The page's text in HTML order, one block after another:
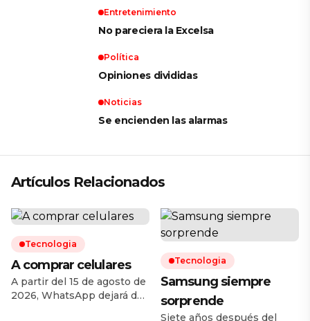
Entretenimiento
No pareciera la Excelsa
Política
Opiniones divididas
Noticias
Se encienden las alarmas
Artículos Relacionados
Tecnologia
A comprar celulares
A partir del 15 de agosto de
2026, WhatsApp dejará de
Tecnologia
Samsung siempre
sorprende
Siete años después del